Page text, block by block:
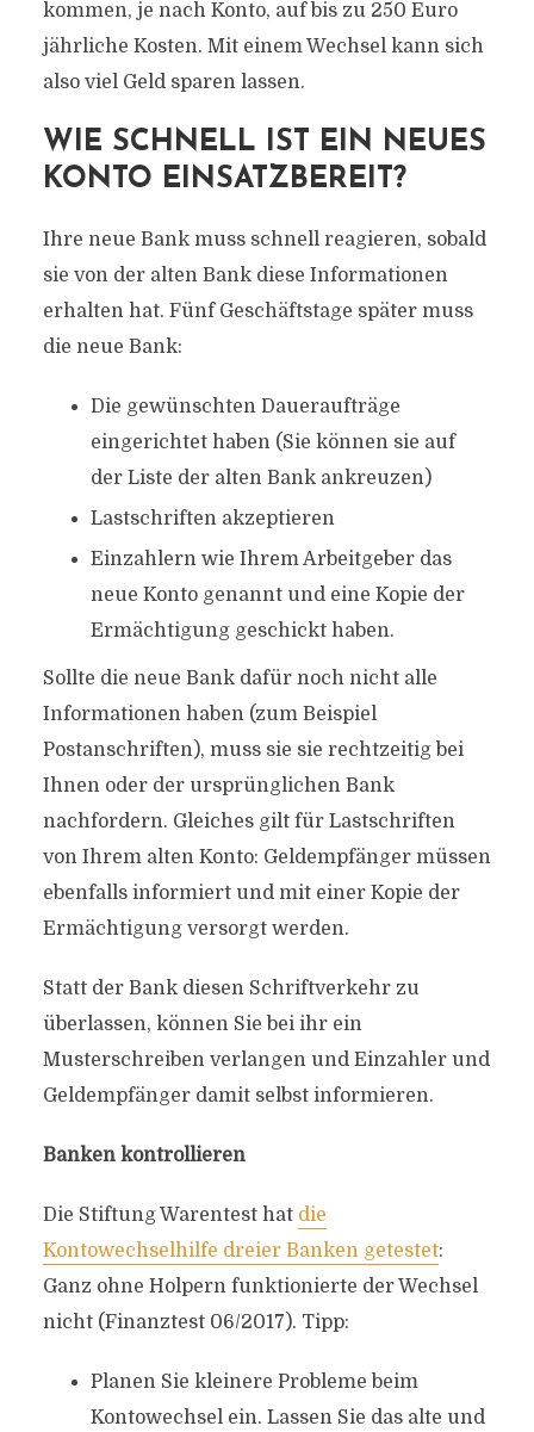
kommen, je nach Konto, auf bis zu 250 Euro
jährliche Kosten. Mit einem Wechsel kann sich
also viel Geld sparen lassen.
WIE SCHNELL IST EIN NEUES
KONTO EINSATZBEREIT?
Ihre neue Bank muss schnell reagieren, sobald
sie von der alten Bank diese Informationen
erhalten hat. Fünf Geschäftstage später muss
die neue Bank:
Die gewünschten Daueraufträge
eingerichtet haben (Sie können sie auf
der Liste der alten Bank ankreuzen)
Lastschriften akzeptieren
Einzahlern wie Ihrem Arbeitgeber das
neue Konto genannt und eine Kopie der
Ermächtigung geschickt haben.
Sollte die neue Bank dafür noch nicht alle
Informationen haben (zum Beispiel
Postanschriften), muss sie sie rechtzeitig bei
Ihnen oder der ursprünglichen Bank
nachfordern. Gleiches gilt für Lastschriften
von Ihrem alten Konto: Geldempfänger müssen
ebenfalls informiert und mit einer Kopie der
Ermächtigung versorgt werden.
Statt der Bank diesen Schriftverkehr zu
überlassen, können Sie bei ihr ein
Musterschreiben verlangen und Einzahler und
Geldempfänger damit selbst informieren.
Banken kontrollieren
Die Stiftung Warentest hat die
Kontowechselhilfe dreier Banken getestet:
Ganz ohne Holpern funktionierte der Wechsel
nicht (Finanztest 06/2017). Tipp:
Planen Sie kleinere Probleme beim
Kontowechsel ein. Lassen Sie das alte und